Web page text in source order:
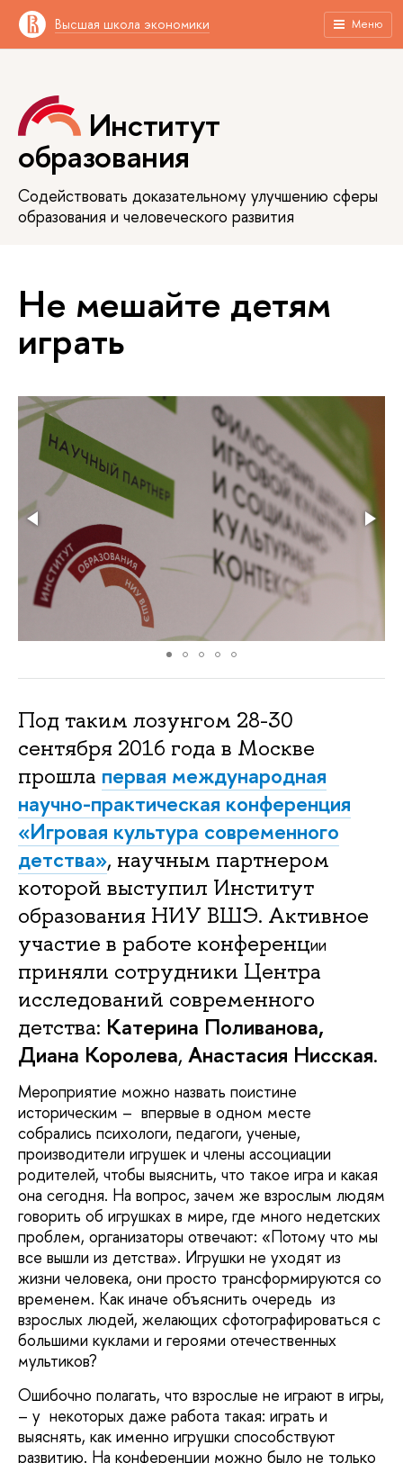
Высшая школа экономики Меню
Институт
образования
Содействовать доказательному улучшению сферы
образования и человеческого развития
Не мешайте детям
играть
Под таким лозунгом 28-30
сентября 2016 года в Москве
прошла первая международная
научно-практическая конференция
«Игровая культура современного
детства», научным партнером
которой выступил Институт
образования НИУ ВШЭ. Активное
участие в работе конференции
приняли сотрудники Центра
исследований современного
детства: Катерина Поливанова,
Диана Королева, Анастасия Нисская.
Мероприятие можно назвать поистине
историческим – впервые в одном месте
собрались психологи, педагоги, ученые,
производители игрушек и члены ассоциации
родителей, чтобы выяснить, что такое игра и какая
она сегодня. На вопрос, зачем же взрослым людям
говорить об игрушках в мире, где много недетских
проблем, организаторы отвечают: «Потому что мы
все вышли из детства». Игрушки не уходят из
жизни человека, они просто трансформируются со
временем. Как иначе объяснить очередь из
взрослых людей, желающих сфотографироваться с
большими куклами и героями отечественных
мультиков?
Ошибочно полагать, что взрослые не играют в игры,
– у некоторых даже работа такая: играть и
выяснять, как именно игрушки способствуют
развитию. На конференции можно было не только